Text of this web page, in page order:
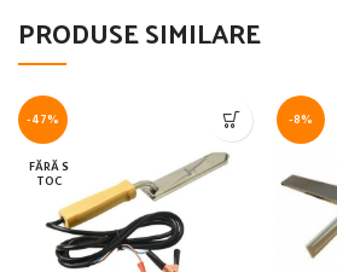
PRODUSE SIMILARE
-47%
FĂRĂ S
TOC
-8%